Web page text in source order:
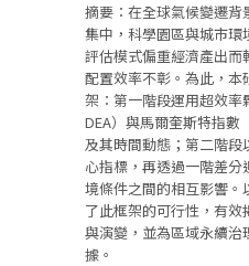
摘要：在全球氣候變遷
集中，科學園區與城市
評估模式偏重經濟產出
配置效率不彰。為此，
架：第一階段運用超效率
DEA）與馬爾奎斯特指數
及其時間動態；第二階段
心指標，再透過一階差
境條件之間的相互影響。
了此框架的可行性，有
與演變，並為區域永續治
據。